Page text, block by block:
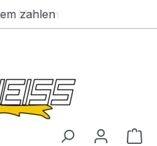
Marken
zahlen